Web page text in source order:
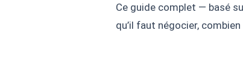
Ce guide complet — basé
qu’il faut négocier,